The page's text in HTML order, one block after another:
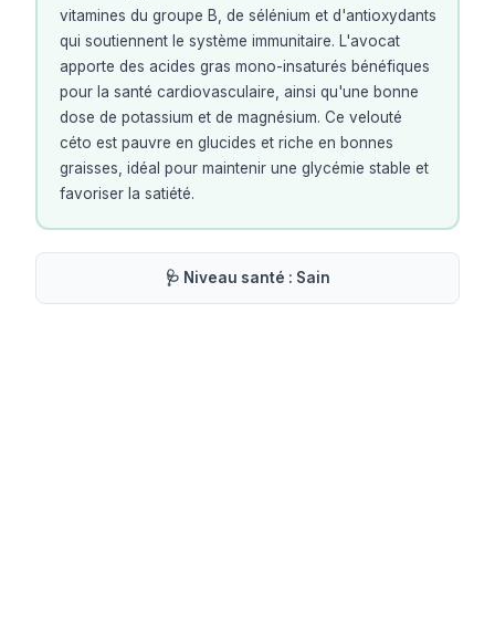
vitamines du groupe B, de sélénium et d'antioxydants
qui soutiennent le système immunitaire. L'avocat
apporte des acides gras mono-insaturés bénéfiques
pour la santé cardiovasculaire, ainsi qu'une bonne
dose de potassium et de magnésium. Ce velouté
céto est pauvre en glucides et riche en bonnes
graisses, idéal pour maintenir une glycémie stable et
favoriser la satiété.
🩺 Niveau santé : Sain